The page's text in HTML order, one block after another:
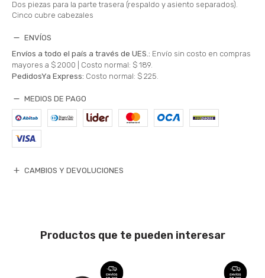
Dos piezas para la parte trasera (respaldo y asiento separados).
Cinco cubre cabezales
ENVÍOS
Envíos a todo el país a través de UES.: Envío sin costo en compras
mayores a $ 2000 | Costo normal: $ 189.
PedidosYa Express: Costo normal: $ 225.
MEDIOS DE PAGO
CAMBIOS Y DEVOLUCIONES
Productos que te pueden interesar